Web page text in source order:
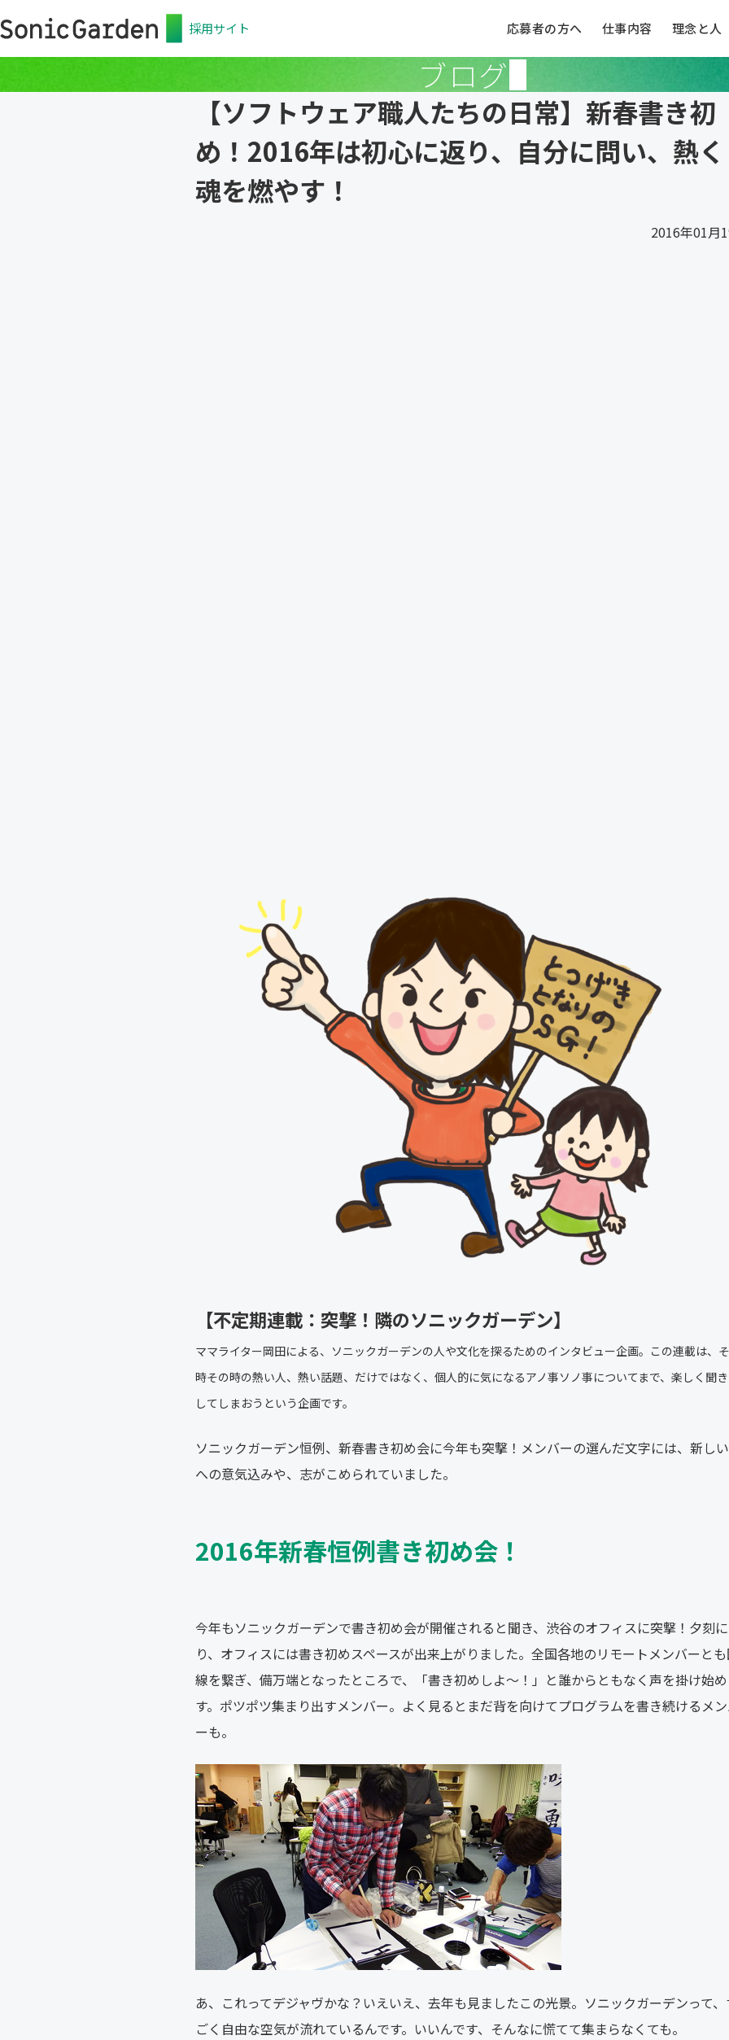
採用サイト 応募者の方へ 仕事内容 理念と人
ブログ
【ソフトウェア職人たちの日常】新春書き初
め！2016年は初心に返り、自分に問い、熱く
魂を燃やす！
2016年01月
【不定期連載：突撃！隣のソニックガーデン】
ママライター岡田による、ソニックガーデンの人や文化を探るためのインタビュー企画。この連載は、
時その時の熱い人、熱い話題、だけではなく、個人的に気になるアノ事ソノ事についてまで、楽しく聞
してしまおうという企画です。
ソニックガーデン恒例、新春書き初め会に今年も突撃！メンバーの選んだ文字には、新し
への意気込みや、志がこめられていました。
2016年新春恒例書き初め会！
今年もソニックガーデンで書き初め会が開催されると聞き、渋谷のオフィスに突撃！夕刻
り、オフィスには書き初めスペースが出来上がりました。全国各地のリモートメンバーと
線を繋ぎ、備万端となったところで、「書き初めしよ～！」と誰からともなく声を掛け始
す。ポツポツ集まり出すメンバー。よく見るとまだ背を向けてプログラムを書き続けるメ
ーも。
あ、これってデジャヴかな？いえいえ、去年も見ましたこの光景。ソニックガーデンって
ごく自由な空気が流れているんです。いいんです、そんなに慌てて集まらなくても。